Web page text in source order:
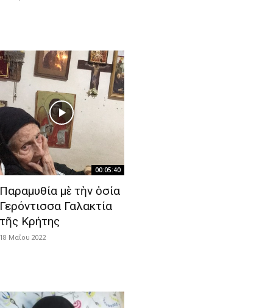
00:05:40
Παραμυθία μὲ τὴν ὁσία
Γερόντισσα Γαλακτία
τῆς Κρήτης
18 Μαΐου 2022